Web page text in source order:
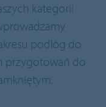
kategorii
podłóg do
przygotowań do